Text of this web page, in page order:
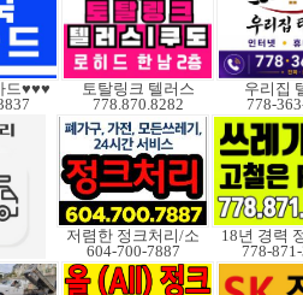
드♥♥♥
토탈링크 텔러스
778.870.8282
우리집
778-
저렴한 정크처리/소
604-700-7887
18년 경력
778-